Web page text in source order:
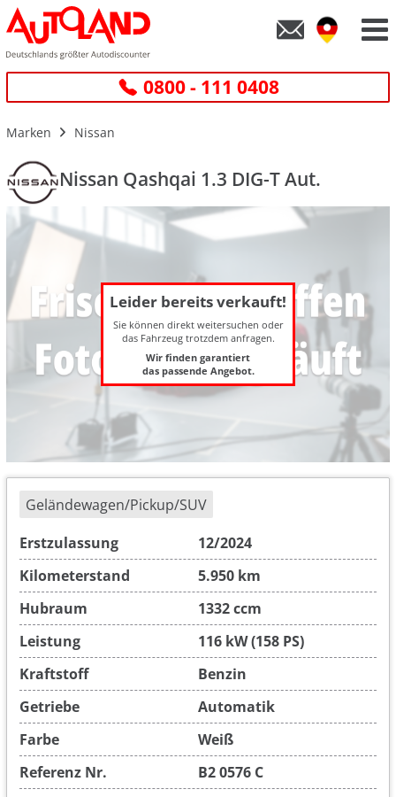
0800 - 111 0408
Marken Nissan
Nissan Qashqai 1.3 DIG-T Aut.
Leider bereits verkauft!
Sie können direkt weitersuchen oder
das Fahrzeug trotzdem anfragen.
Wir finden garantiert
das passende Angebot.
Geländewagen/Pickup/SUV
Erstzulassung
12/2024
Kilometerstand
5.950 km
Hubraum
1332 ccm
Leistung
116 kW (158 PS)
Kraftstoff
Benzin
Getriebe
Automatik
Farbe
Weiß
Referenz Nr.
B2 0576 C